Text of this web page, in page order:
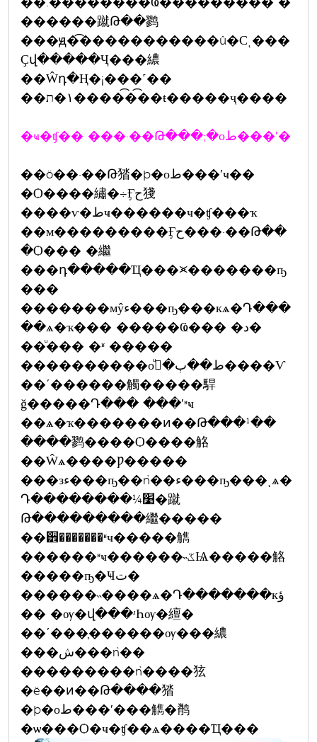
������蹴Թ��鹨
���ԭ�͡�����������û�Сͺ���
Ҫվ�����Ҷ���繷
��Ŵդ�Ң�¡���˹��
��١�ת�����͡�͡�ŧ�����ҷ����
�ҹ�ʧ�� ���·��Թ���;�оط���ʹ�
��ö��·��Թ㹺�þ�оط���ʹҹ��
�Ѻ����繡�÷Ӻح㹽
����ѵ�طҹ������ҹ�ʧ���ҡ
��м���������Ӻح���·��Թ��
�Ѻ��� �繼
���դ�����Ҵ���⪤�������ҧ
���
�������мŷء���ҧ���кѧ�Դ���
��ѧ�ҡ��� �����Ҩ��� �د�
��ͧ��� �ʶ �����
����������оط��ٻ�ءͧ����Ѵ
��ʹ������觸�����駻
ǧ�����Դ��� ���ʹʶҹ
��ѧ�ҡ�������ͷ��Թ���¹��
����鹨����Ѻ����觡
��Ŵѧ����Ƿ�����
���зء���ҧ��ǹ��ء���ҧ���ͺѧ�
Դ��������¼׹�蹴
Թ���������繼�����
��੾�������ʶҹ�����觹
������ʶҹ������˵ػѨ�����觡
�����ҧ�Ҹت�
������˵����ѧ�Դ�������кؤ
�� �ѹ�վ���ʴҺѹ�繵�
��ʹ���֧������ѹ���繷
���ش���ǹ��
���������ǹ����㹡
�ë��ͷ��Թ����㹺
�þ�оط���ʹ���觹�鹡
�ѡ���Ѻ�ҹ�ʧ��ѧ����Ҵ���